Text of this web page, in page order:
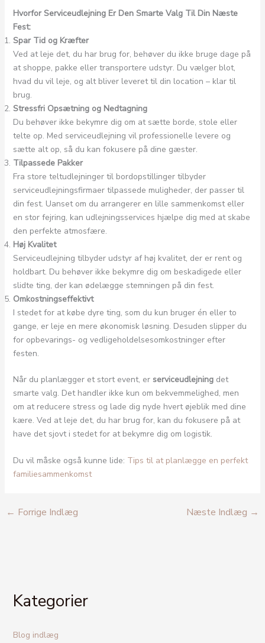
Hvorfor Serviceudlejning Er Den Smarte Valg Til Din Næste
Fest:
Spar Tid og Kræfter
Ved at leje det, du har brug for, behøver du ikke bruge dage på
at shoppe, pakke eller transportere udstyr. Du vælger blot,
hvad du vil leje, og alt bliver leveret til din location – klar til
brug.
Stressfri Opsætning og Nedtagning
Du behøver ikke bekymre dig om at sætte borde, stole eller
telte op. Med serviceudlejning vil professionelle levere og
sætte alt op, så du kan fokusere på dine gæster.
Tilpassede Pakker
Fra store teltudlejninger til bordopstillinger tilbyder
serviceudlejningsfirmaer tilpassede muligheder, der passer til
din fest. Uanset om du arrangerer en lille sammenkomst eller
en stor fejring, kan udlejningsservices hjælpe dig med at skabe
den perfekte atmosfære.
Høj Kvalitet
Serviceudlejning tilbyder udstyr af høj kvalitet, der er rent og
holdbart. Du behøver ikke bekymre dig om beskadigede eller
slidte ting, der kan ødelægge stemningen på din fest.
Omkostningseffektivt
I stedet for at købe dyre ting, som du kun bruger én eller to
gange, er leje en mere økonomisk løsning. Desuden slipper du
for opbevarings- og vedligeholdelsesomkostninger efter
festen.
Når du planlægger et stort event, er serviceudlejningdet
smarte valg. Det handler ikke kun om bekvemmelighed, men
om at reducere stress og lade dig nyde hvert øjeblik med dine
kære. Ved at leje det, du har brug for, kan du fokusere på at
have det sjovt i stedet for at bekymre dig om logistik.
Du vil måske også kunne lide: Tips til at planlægge en perfekt
familiesammenkomst
← Forrige Indlæg Næste Indlæg →
Kategorier
Blog indlæg